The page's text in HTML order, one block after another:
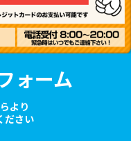
ォーム
より
ださい